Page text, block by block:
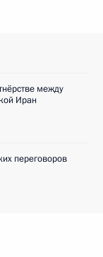
между
Иран
переговоров